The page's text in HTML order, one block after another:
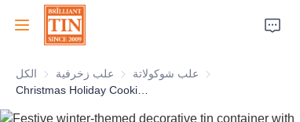
الكل علب زخرفية علب زخرفية
علب شوكولاتة علب شوكولاتة
الرئيسية